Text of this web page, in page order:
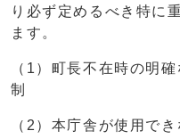
り必ず定めるべき特に
ます。
（1）町長不在時の明
制
（2）本庁舎が使用で